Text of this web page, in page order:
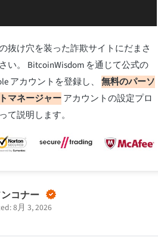
抜け穴を装った詐欺サイトにだまさ
い。 BitcoinWisdom を通じて公式の
アカウントを登録し、 無料のパーソ
マネージャーアカウントの設定プロ
て説明します。
コナー
8月 3, 2026